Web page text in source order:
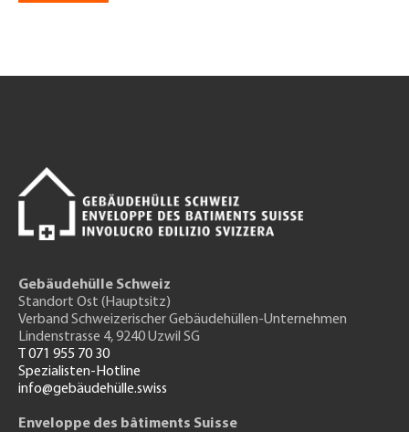
Gebäudehülle Schweiz
Standort Ost (Hauptsitz)
Verband Schweizerischer Gebäudehüllen-Unternehmen
Lindenstrasse 4, 9240 Uzwil SG
T 071 955 70 30
Spezialisten-Hotline
info@gebäudehülle.swiss
Enveloppe des bâtiments Suisse